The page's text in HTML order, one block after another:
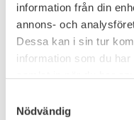
information från din
annons- och
Dessa kan i sin tur
information som du
Nödvändig
Lägg till i favoriter
Svenska Försvarets
Vindrock M59